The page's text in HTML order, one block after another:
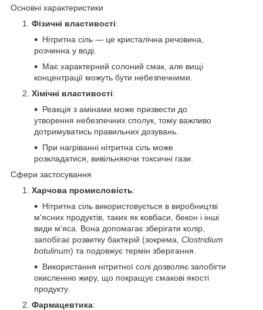
Основні характеристики
Фізичні властивості:
Нітритна сіль — це кристалічна речовина,
розчинна у воді.
Має характерний солоний смак, але вищі
концентрації можуть бути небезпечними.
Хімічні властивості:
Реакція з амінами може призвести до
утворення небезпечних сполук, тому важливо
дотримуватись правильних дозувань.
При нагріванні нітритна сіль може
розкладатися, вивільняючи токсичні гази.
Сфери застосування
Харчова промисловість:
Нітритна сіль використовується в виробництві
м'ясних продуктів, таких як ковбаси, бекон і інші
види м'яса. Вона допомагає зберігати колір,
запобігає розвитку бактерій (зокрема, Clostridium
botulinum) та подовжує термін зберігання.
Використання нітритної солі дозволяє запобігти
окисленню жиру, що покращує смакові якості
продукту.
Фармацевтика: